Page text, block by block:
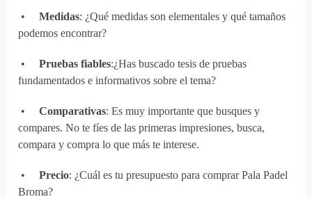
•Medidas: ¿Qué medidas son elementales y qué tamaños
podemos encontrar?
• Pruebas fiables:¿Has buscado tesis de pruebas
fundamentados e informativos sobre el tema?
•Comparativas: Es muy importante que busques y
compares. No te fíes de las primeras impresiones, busca,
compara y compra lo que más te interese.
•Precio: ¿Cuál es tu presupuesto para comprar Pala Padel
Broma?